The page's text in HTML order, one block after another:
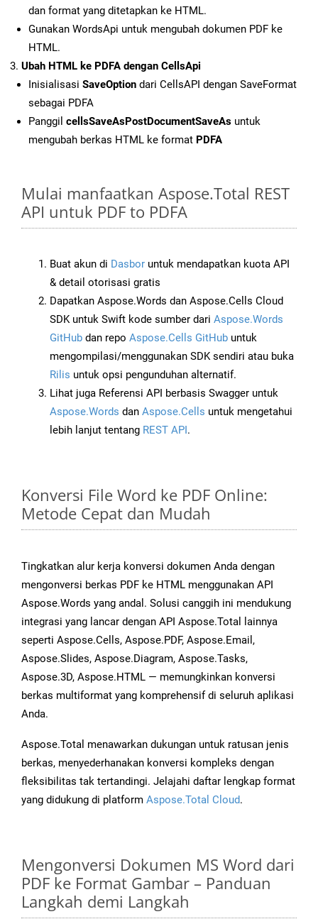
dan format yang ditetapkan ke HTML.
Gunakan WordsApi untuk mengubah dokumen PDF ke
HTML.
Ubah HTML ke PDFA dengan CellsApi
Inisialisasi SaveOption dari CellsAPI dengan SaveFormat
sebagai PDFA
Panggil cellsSaveAsPostDocumentSaveAs untuk
mengubah berkas HTML ke format PDFA
Mulai manfaatkan Aspose.Total REST
API untuk PDF to PDFA
Buat akun di Dasbor untuk mendapatkan kuota API
& detail otorisasi gratis
Dapatkan Aspose.Words dan Aspose.Cells Cloud
SDK untuk Swift kode sumber dari Aspose.Words
GitHub dan repo Aspose.Cells GitHub untuk
mengompilasi/menggunakan SDK sendiri atau buka
Rilis untuk opsi pengunduhan alternatif.
Lihat juga Referensi API berbasis Swagger untuk
Aspose.Words dan Aspose.Cells untuk mengetahui
lebih lanjut tentang REST API.
Konversi File Word ke PDF Online:
Metode Cepat dan Mudah
Tingkatkan alur kerja konversi dokumen Anda dengan
mengonversi berkas PDF ke HTML menggunakan API
Aspose.Words yang andal. Solusi canggih ini mendukung
integrasi yang lancar dengan API Aspose.Total lainnya
seperti Aspose.Cells, Aspose.PDF, Aspose.Email,
Aspose.Slides, Aspose.Diagram, Aspose.Tasks,
Aspose.3D, Aspose.HTML — memungkinkan konversi
berkas multiformat yang komprehensif di seluruh aplikasi
Anda.
Aspose.Total menawarkan dukungan untuk ratusan jenis
berkas, menyederhanakan konversi kompleks dengan
fleksibilitas tak tertandingi. Jelajahi daftar lengkap format
yang didukung di platform Aspose.Total Cloud.
Mengonversi Dokumen MS Word dari
PDF ke Format Gambar – Panduan
Langkah demi Langkah